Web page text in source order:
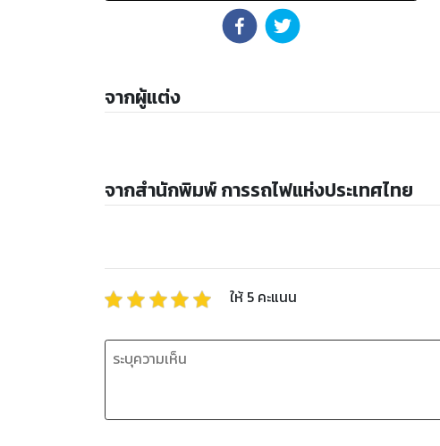
จากผู้แต่ง
จากสำนักพิมพ์ การรถไฟแห่งประเทศไทย
ให้ 5 คะแนน